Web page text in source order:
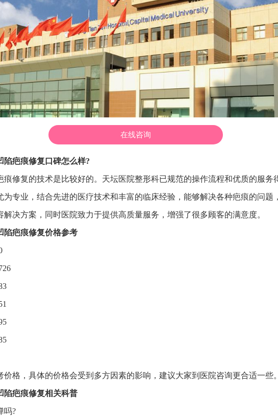
在线咨询
陷疤痕修复口碑怎么样?
痕修复的技术是比较好的。天坛医院整形科已规范的操作流程和优质的服务
为专业，结合先进的医疗技术和丰富的临床经验，能够解决各种疤痕的问题
决方案，同时医院致力于提供高质量服务，增强了很多顾客的满意度。
陷疤痕修复价格参考
价格，具体的价格会受到多方因素的影响，建议大家到医院咨询更合适一些。
陷疤痕修复相关科普
吗?